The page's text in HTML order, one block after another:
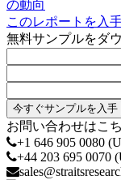
の動向
このレポートを入
無料サンプルをダ
今すぐサンプルを入手
お問い合わせはこ
+1 646 905 0080
+44 203 695 0070